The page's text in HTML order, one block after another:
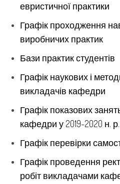
евристичної практики
Графік проходження
виробничих практик
Бази практик студентів
Графік наукових і
викладачів кафедри
Графік показових
кафедри у 2019-2020 н. р.
Графік перевірки
Графік проведення
робіт викладачами